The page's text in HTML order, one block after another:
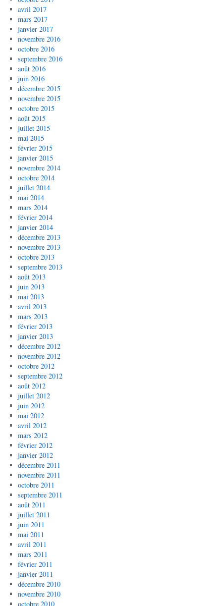
avril 2017
mars 2017
janvier 2017
novembre 2016
octobre 2016
septembre 2016
août 2016
juin 2016
décembre 2015
novembre 2015
octobre 2015
août 2015
juillet 2015
mai 2015
février 2015
janvier 2015
novembre 2014
octobre 2014
juillet 2014
mai 2014
mars 2014
février 2014
janvier 2014
décembre 2013
novembre 2013
octobre 2013
septembre 2013
août 2013
juin 2013
mai 2013
avril 2013
mars 2013
février 2013
janvier 2013
décembre 2012
novembre 2012
octobre 2012
septembre 2012
août 2012
juillet 2012
juin 2012
mai 2012
avril 2012
mars 2012
février 2012
janvier 2012
décembre 2011
novembre 2011
octobre 2011
septembre 2011
août 2011
juillet 2011
juin 2011
mai 2011
avril 2011
mars 2011
février 2011
janvier 2011
décembre 2010
novembre 2010
octobre 2010